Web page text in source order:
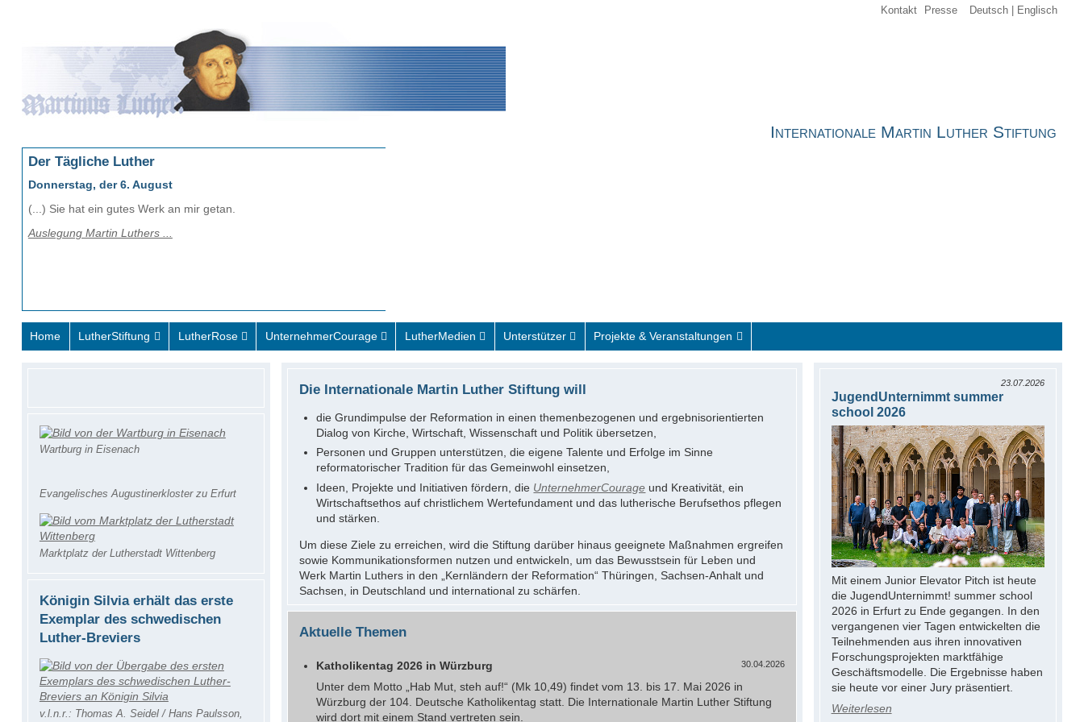
Kontakt Presse Deutsch Englisch
Internationale Martin Luther Stiftung
Der Tägliche Luther
Donnerstag, der 6. August
(...) Sie hat ein gutes Werk an mir getan.
Auslegung Martin Luthers ...
Home LutherStiftung LutherRose UnternehmerCourage LutherMedien Unterstützer Projekte & Veranstaltungen
Wartburg in Eisenach
Evangelisches Augustinerkloster zu Erfurt
Marktplatz der Lutherstadt Wittenberg
Königin Silvia erhält das erste
Exemplar des schwedischen
Luther-Breviers
v.l.n.r.: Thomas A. Seidel / Hans Paulsson,
Die Internationale Martin Luther Stiftung will
die Grundimpulse der Reformation in einen themenbezogenen und ergebnisorientierten
Dialog von Kirche, Wirtschaft, Wissenschaft und Politik übersetzen,
Personen und Gruppen unterstützen, die eigene Talente und Erfolge im Sinne
reformatorischer Tradition für das Gemeinwohl einsetzen,
Ideen, Projekte und Initiativen fördern, die UnternehmerCourage und Kreativität, ein
Wirtschaftsethos auf christlichem Wertefundament und das lutherische Berufsethos pflegen
und stärken.
Um diese Ziele zu erreichen, wird die Stiftung darüber hinaus geeignete Maßnahmen ergreifen
sowie Kommunikationsformen nutzen und entwickeln, um das Bewusstsein für Leben und
Werk Martin Luthers in den „Kernländern der Reformation“ Thüringen, Sachsen-Anhalt und
Sachsen, in Deutschland und international zu schärfen.
Aktuelle Themen
Katholikentag 2026 in Würzburg 30.04.2026
Unter dem Motto „Hab Mut, steh auf!“ (Mk 10,49) findet vom 13. bis 17. Mai 2026 in
Würzburg der 104. Deutsche Katholikentag statt. Die Internationale Martin Luther Stiftung
wird dort mit einem Stand vertreten sein.
JugendUnternimmt summer
school 2026
23.07.2026
Mit einem Junior Elevator Pitch ist heute
die JugendUnternimmt! summer school
2026 in Erfurt zu Ende gegangen. In den
vergangenen vier Tagen entwickelten die
Teilnehmenden aus ihren innovativen
Forschungsprojekten marktfähige
Geschäftsmodelle. Die Ergebnisse haben
sie heute vor einer Jury präsentiert.
Weiterlesen